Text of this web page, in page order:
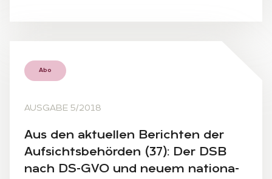
Abo
AUSGABE 5/2018
Aus den ak­tu­el­len Be­rich­ten der
Auf­sichts­be­hör­den (37): Der DSB
nach DS-GVO und neu­em na­tio­na­